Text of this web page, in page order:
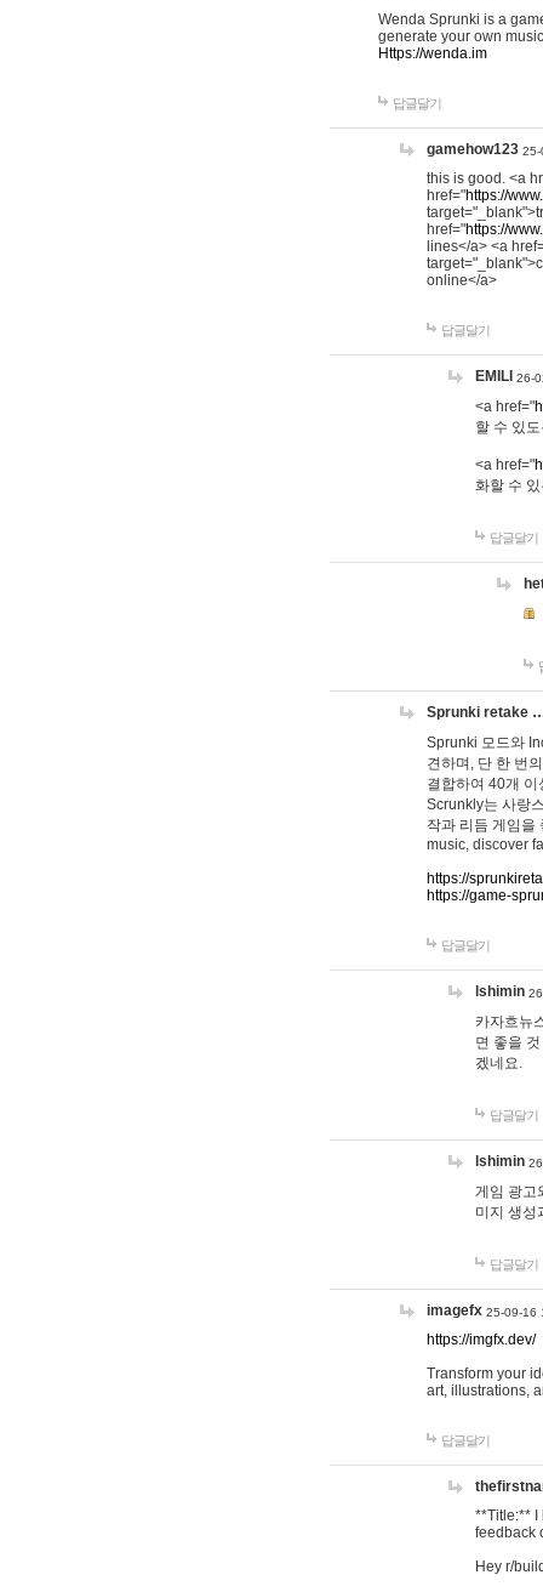
Wenda Sprunki is a
generate your own
Https://wenda.im
답글달기
gamehow123 25-
this is good. <a
href="https://
href="https://
lines</a> <a
online</a>
답글달기
EMILI 26-
<a href="
할 수 있
<a href="
화할 수
답글달기
Sprunki retake
Sprunki 모드와
견하며, 단 한 번
결합하여 40개
Scrunkly는 사랑
작과 리듬 게임을
music, discover
https://
https://game-
답글달기
lshimin
카자흐뉴
면 좋을
겠네요.
답글달기
lshimin
게임 광고
미지 생성
답글달기
imagefx 25-09-16
https://imgfx.dev/
Transform your
art, illustrations,
답글달기
**Title:** I
feedback
Hey r/